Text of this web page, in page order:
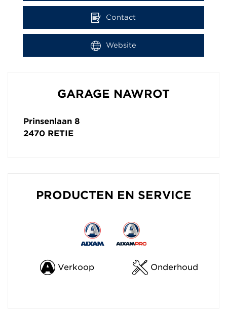
Contact
Website
GARAGE NAWROT
Prinsenlaan 8
2470 RETIE
PRODUCTEN EN SERVICE
Verkoop Onderhoud